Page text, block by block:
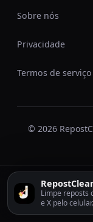
Sobre nós
Privacidade
Termos de serviço
© 2026
Limpe reposts
e X pelo celular.